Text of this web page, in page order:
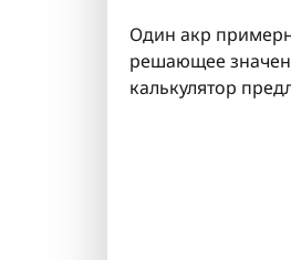
Один акр
решающее
калькулятор